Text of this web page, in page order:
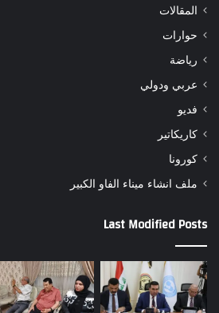
المقالات
حوارات
رياضة
عربي ودولي
فديو
كاريكاتير
كورونا
ملف انشاء ميناء الفاو الكبير
Last Modified Posts